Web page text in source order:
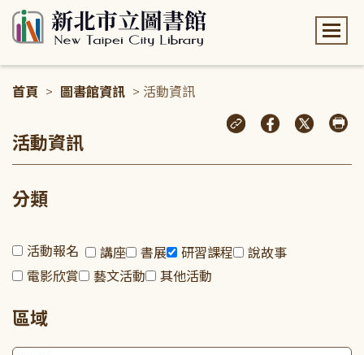
首頁 > 圖書館資訊 > 活動資訊
活動資訊
分類
活動報名 講座 書展 研習課程
說故事
電影欣賞
藝文活動 其他活動
區域